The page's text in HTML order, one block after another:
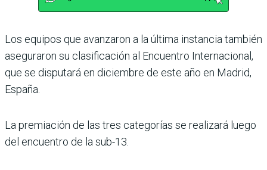
Los equipos que avanzaron a la última instancia también
aseguraron su clasificación al Encuentro Internacional,
que se disputará en diciembre de este año en Madrid,
España.
La premiación de las tres categorías se realizará luego
del encuentro de la sub-13.